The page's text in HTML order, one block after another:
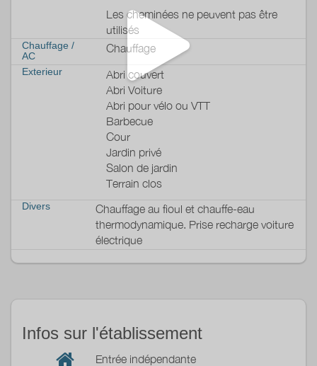
Parking dans la cour privée.
Autres équipements :
Internet Fibre Orange.
Fer et planche à repasser.
Chauffage central.
Les cheminées ne peuvent pas être
utilisés
Chauffage /
AC
Chauffage
Exterieur
Abri couvert
Abri Voiture
Abri pour vélo ou VTT
Barbecue
Cour
Jardin privé
Salon de jardin
Terrain clos
Divers
Chauffage au fioul et chauffe-eau
thermodynamique. Prise recharge voiture
électrique
Infos sur l'établissement
Entrée indépendante